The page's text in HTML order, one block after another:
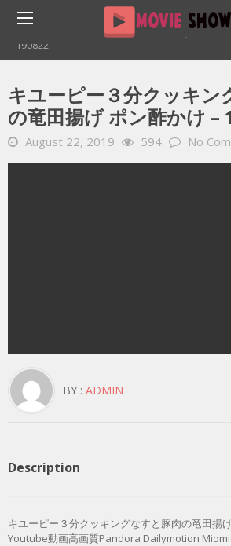
Home
YOUTUBE 動画 毎日
キユーピー３分クッキングなすと豚肉の竜田揚
190822
キユーピー３分クッキン
の竜田揚げ ポン酢かけ –
August 22, 2019 594 No
BY : ADMIN
Description
キユーピー３分クッキングなすと豚肉の竜田揚
Youtube動画高画質Pandora Dailymotion